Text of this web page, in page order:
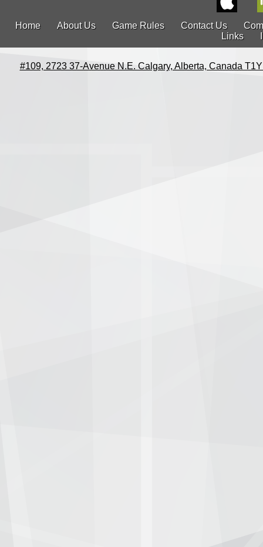
Home About Us Game Rules Contact Us
Links
#109, 2723 37-Avenue N.E. Calgary, Alberta, Canada